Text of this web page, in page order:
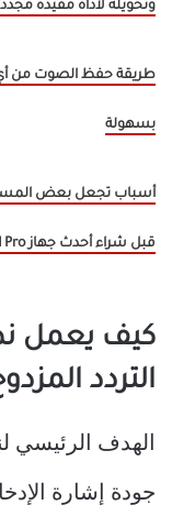
وتحويله لأداة مفيدة
بسهولة
أسباب تجعل بعض
قبل شراء أحدث جهاز iPad Pro
التردد
الهدف الرئيسي
جودة إشارة